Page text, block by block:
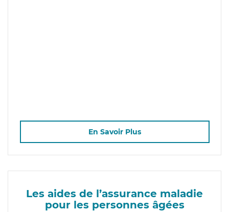
En Savoir Plus
Les aides de l’assurance maladie
pour les personnes âgées